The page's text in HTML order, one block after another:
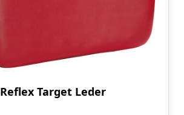
Reflex Target Leder